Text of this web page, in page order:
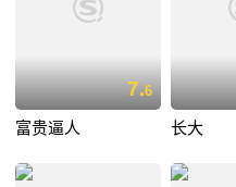
7.6
富贵逼人 长大